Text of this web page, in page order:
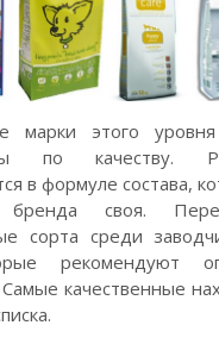
марки этого
по качеству.
в формуле состава,
бренда своя.
сорта среди
рекомендуют
качественные